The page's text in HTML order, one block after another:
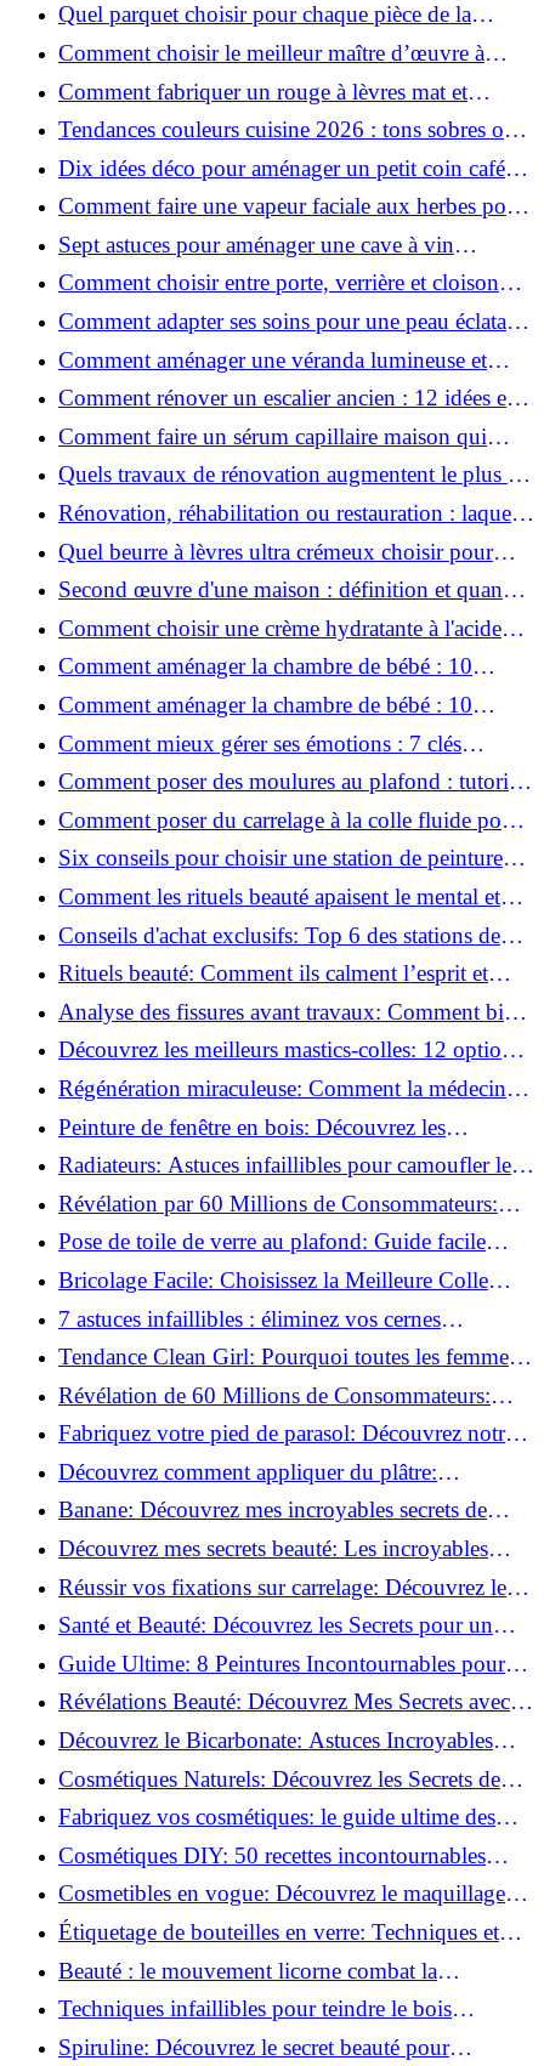
Quel parquet choisir pour chaque pièce de la
maison ?
Comment choisir le meilleur maître d’œuvre à
Grenoble en 2026 ?
Comment fabriquer un rouge à lèvres mat et
hydratant fait maison ?
Tendances couleurs cuisine 2026 : tons sobres ou
colorés, que choisir ?
Dix idées déco pour aménager un petit coin café
chez soi
Comment faire une vapeur faciale aux herbes pour
une peau plus saine et rajeunie ?
Sept astuces pour aménager une cave à vin
naturelle chez soi
Comment choisir entre porte, verrière et cloison
coulissante pour séparer vos pièces ?
Comment adapter ses soins pour une peau éclatante
en hiver ?
Comment aménager une véranda lumineuse et
conviviale : 12 idées déco
Comment rénover un escalier ancien : 12 idées et
astuces faciles pas à pas
Comment faire un sérum capillaire maison qui
stimule réellement la pousse des cheveux ?
Quels travaux de rénovation augmentent le plus la
valeur d'une maison pour la revente ?
Rénovation, réhabilitation ou restauration : laquelle
convient le mieux à mon logement ?
Quel beurre à lèvres ultra crémeux choisir pour
lèvres sèches et gercées?
Second œuvre d'une maison : définition et quand
le réaliser
Comment choisir une crème hydratante à l'acide
hyaluronique et niacinamide ?
Comment aménager la chambre de bébé : 10
conseils sécurité, déco et rangement
Comment aménager la chambre de bébé : 10
conseils sécurité, déco et rangement
Comment mieux gérer ses émotions : 7 clés
pratiques
Comment poser des moulures au plafond : tutoriel
vidéo pas à pas ?
Comment poser du carrelage à la colle fluide pour
un rendu professionnel ?
Six conseils pour choisir une station de peinture
basse pression
Comment les rituels beauté apaisent le mental et
créent des moments pour soi ?
Conseils d'achat exclusifs: Top 6 des stations de
peinture basse pression incontournables!
Rituels beauté: Comment ils calment l’esprit et
chouchoutent votre âme!
Analyse des fissures avant travaux: Comment bien
préparer vos surfaces!
Découvrez les meilleurs mastics-colles: 12 options
dès 6,70 €!
Régénération miraculeuse: Comment la médecine
régénérative peut restaurer votre confiance!
Peinture de fenêtre en bois: Découvrez les
techniques infaillibles pour un résultat parfait!
Radiateurs: Astuces infaillibles pour camoufler les
tuyaux apparents!
Révélation par 60 Millions de Consommateurs:
Découvrez le sérum anti-rides numéro un!
Pose de toile de verre au plafond: Guide facile
pour débutants!
Bricolage Facile: Choisissez la Meilleure Colle
pour Chaque Matériau!
7 astuces infaillibles : éliminez vos cernes
rapidement !
Tendance Clean Girl: Pourquoi toutes les femmes
l'adoptent?
Révélation de 60 Millions de Consommateurs:
Découvrez le meilleur fond de teint pour votre
peau!
Fabriquez votre pied de parasol: Découvrez notre
tutoriel facile !
Découvrez comment appliquer du plâtre:
Techniques pour un mur intérieur parfait!
Banane: Découvrez mes incroyables secrets de
beauté!
Découvrez mes secrets beauté: Les incroyables
vertus du curcuma!
Réussir vos fixations sur carrelage: Découvrez les
astuces infaillibles !
Santé et Beauté: Découvrez les Secrets pour un
Bien-être Optimal!
Guide Ultime: 8 Peintures Incontournables pour
Bois Extérieurs!
Révélations Beauté: Découvrez Mes Secrets avec le
Thé Vert Matcha!
Découvrez le Bicarbonate: Astuces Incroyables
pour Votre Quotidien!
Cosmétiques Naturels: Découvrez les Secrets de
Beauté Éco-responsables!
Fabriquez vos cosmétiques: le guide ultime des
produits de beauté maison!
Cosmétiques DIY: 50 recettes incontournables
pour sublimer votre beauté naturelle!
Cosmetibles en vogue: Découvrez le maquillage
100% comestible!
Étiquetage de bouteilles en verre: Techniques et
astuces incontournables!
Beauté : le mouvement licorne combat la
surconsommation !
Techniques infaillibles pour teindre le bois
naturellement: Découvrez comment!
Spiruline: Découvrez le secret beauté pour